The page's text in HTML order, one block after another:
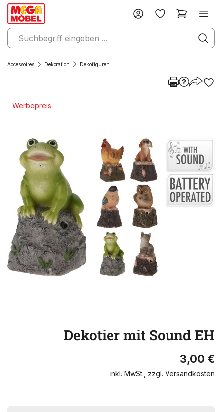
Accessoires Dekoration Dekofiguren
Werbepreis
Dekotier mit Sound EH
3,00 €
inkl. MwSt., zzgl. Versandkosten